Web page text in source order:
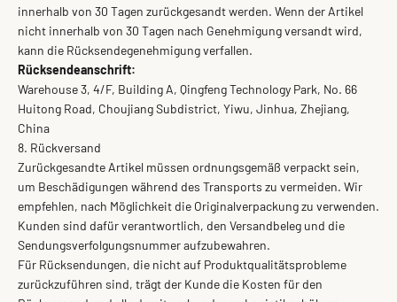
innerhalb von 30 Tagen zurückgesandt werden. Wenn der Artikel
nicht innerhalb von 30 Tagen nach Genehmigung versandt wird,
kann die Rücksendegenehmigung verfallen.
Rücksendeanschrift:
Warehouse 3, 4/F, Building A, Qingfeng Technology Park, No. 66
Huitong Road, Choujiang Subdistrict, Yiwu, Jinhua, Zhejiang,
China
8. Rückversand
Zurückgesandte Artikel müssen ordnungsgemäß verpackt sein,
um Beschädigungen während des Transports zu vermeiden. Wir
empfehlen, nach Möglichkeit die Originalverpackung zu verwenden.
Kunden sind dafür verantwortlich, den Versandbeleg und die
Sendungsverfolgungsnummer aufzubewahren.
Für Rücksendungen, die nicht auf Produktqualitätsprobleme
zurückzuführen sind, trägt der Kunde die Kosten für den